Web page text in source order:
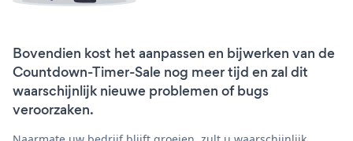
Bovendien kost het aanpassen en bijwerken van de
Countdown-Timer-Sale nog meer tijd en zal dit
waarschijnlijk nieuwe problemen of bugs
veroorzaken.